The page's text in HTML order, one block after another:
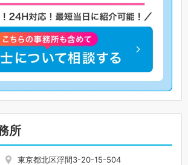
所
東京都北区浮間3-20-15-504